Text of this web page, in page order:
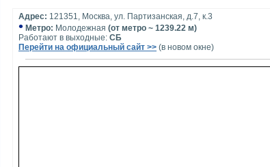
Адрес: 121351, Москва, ул. Партизанская, д.7, к.3
• Метро: Молодежная (от метро ~ 1239.22 м)
Работают в выходные: СБ
Перейти на официальный сайт >> (в новом окне)